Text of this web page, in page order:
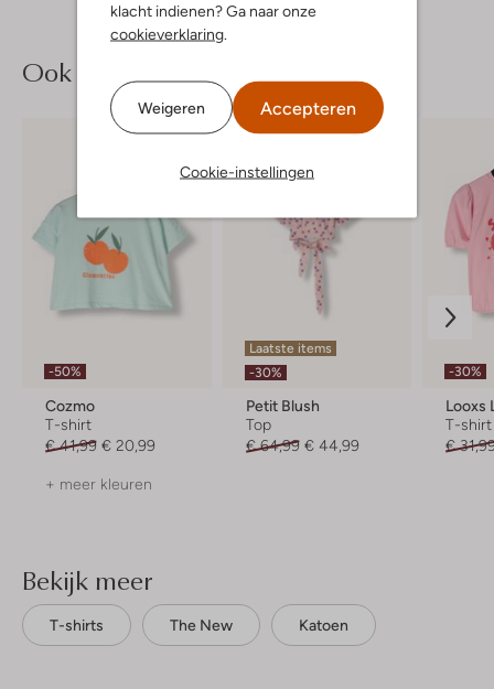
klacht indienen? Ga naar onze
cookieverklaring.
Weigeren Accepteren
Cookie-instellingen
Ook iets voor jou?
-50%
Cozmo
T-shirt
€ 41,99 € 20,99
+ meer kleuren
Laatste items
-30%
Petit Blush
Top
€ 64,99 € 44,99
-30%
Looxs
T-shirt
€
Bekijk meer
T-shirts The New Katoen